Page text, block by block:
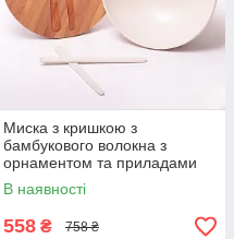
Миска з кришкою з
бамбукового волокна з
орнаментом та приладами
діаметром 27см Kamille KM-
4384
В наявності
558 ₴ 758 ₴